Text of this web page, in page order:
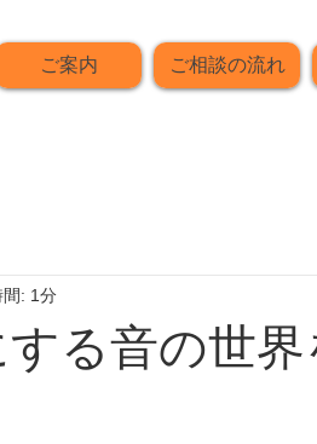
ご案内 ご相談の流れ
る音の世
: 1分